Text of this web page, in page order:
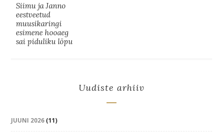
Siimu ja Janno
eestveetud
muusikaringi
esimene hooaeg
sai piduliku lõpu
Uudiste arhiiv
JUUNI 2026 (11)